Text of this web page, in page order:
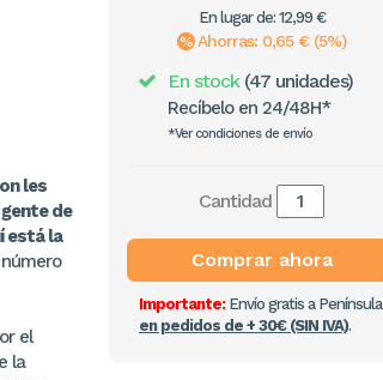
les
de
está la
el
la
En lugar de: 12,99 €
Ahorras: 0,65 € (5%)
En stock (47 unidades)
Recíbelo en 24/48H*
*Ver condiciones de envío
Cantidad
Comprar ahora
Importante:Envío gratis a Península
en pedidos de + 30€ (SIN IVA).